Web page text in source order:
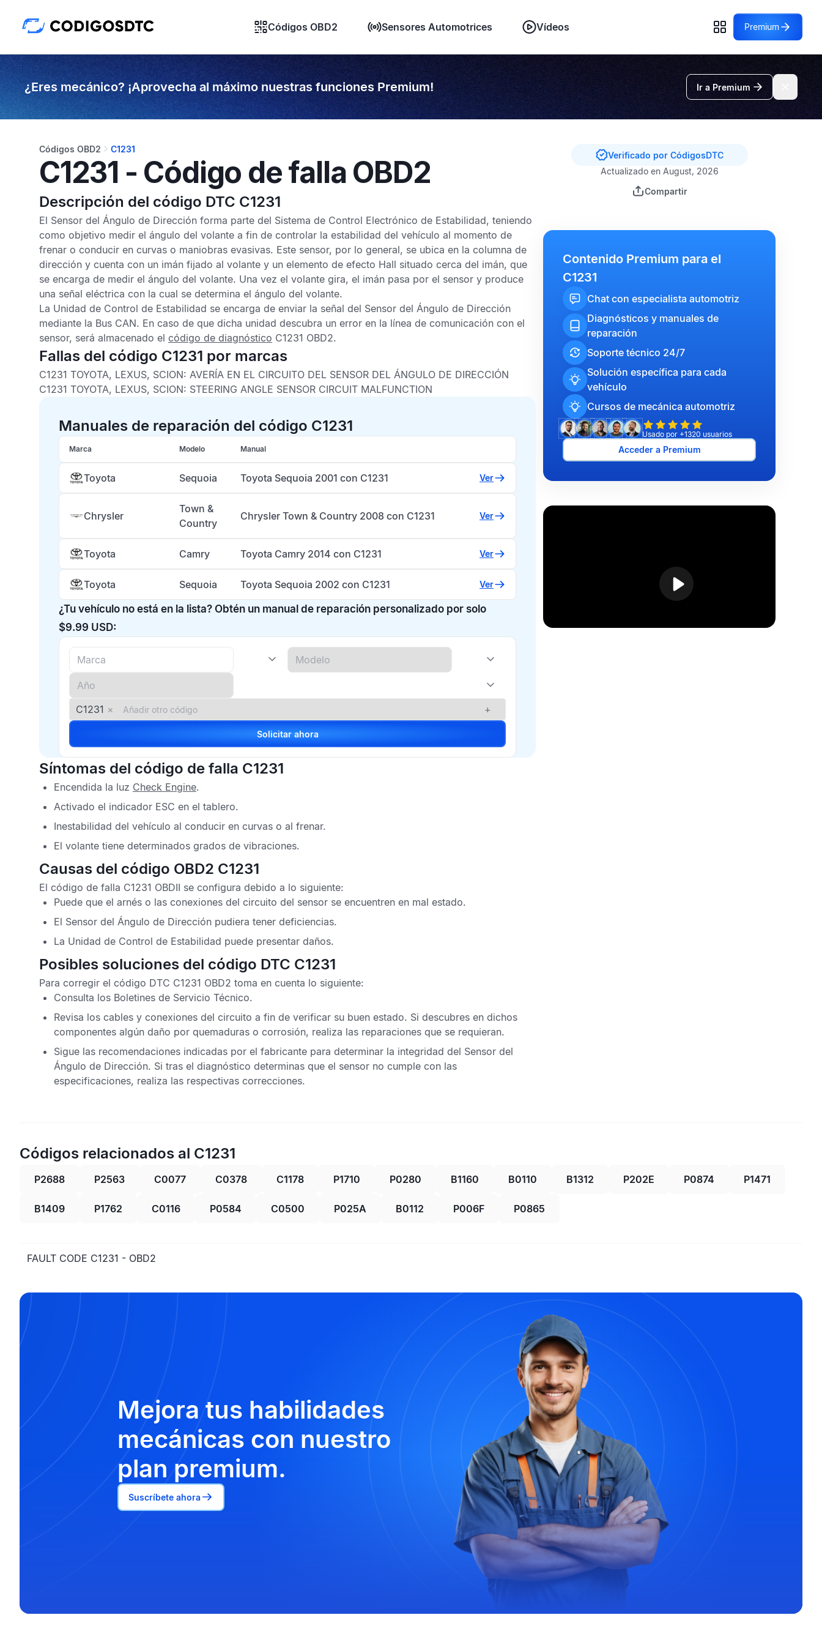
Códigos OBD2 Sensores Automotrices Vídeos Premium
¿Eres mecánico? ¡Aprovecha al máximo nuestras funciones Premium! Ir a Premium
Códigos OBD2 C1231
C1231 - Código de falla OBD2
Descripción del código DTC C1231
El Sensor del Ángulo de Dirección forma parte del Sistema de Control Electrónico de Estabilidad, teniendo
como objetivo medir el ángulo del volante a fin de controlar la estabilidad del vehículo al momento de
frenar o conducir en curvas o maniobras evasivas. Este sensor, por lo general, se ubica en la columna de
dirección y cuenta con un imán fijado al volante y un elemento de efecto Hall situado cerca del imán, que
se encarga de medir el ángulo del volante. Una vez el volante gira, el imán pasa por el sensor y produce
una señal eléctrica con la cual se determina el ángulo del volante.
La Unidad de Control de Estabilidad se encarga de enviar la señal del Sensor del Ángulo de Dirección
mediante la Bus CAN. En caso de que dicha unidad descubra un error en la línea de comunicación con el
sensor, será almacenado el código de diagnóstico C1231 OBD2.
Fallas del código C1231 por marcas
C1231 TOYOTA, LEXUS, SCION: AVERÍA EN EL CIRCUITO DEL SENSOR DEL ÁNGULO DE DIRECCIÓN
C1231 TOYOTA, LEXUS, SCION: STEERING ANGLE SENSOR CIRCUIT MALFUNCTION
Manuales de reparación del código C1231
Marca Modelo Manual
Toyota Sequoia Toyota Sequoia 2001 con C1231 Ver
Chrysler
Town &
Country
Chrysler Town & Country 2008 con C1231 Ver
Toyota Camry Toyota Camry 2014 con C1231 Ver
Toyota Sequoia Toyota Sequoia 2002 con C1231 Ver
¿Tu vehículo no está en la lista? Obtén un manual de reparación personalizado por solo
$9.99 USD:
C1231 × +
Solicitar ahora
Síntomas del código de falla C1231
Encendida la luz Check Engine.
Activado el indicador ESC en el tablero.
Inestabilidad del vehículo al conducir en curvas o al frenar.
El volante tiene determinados grados de vibraciones.
Causas del código OBD2 C1231
El código de falla C1231 OBDII se configura debido a lo siguiente:
Puede que el arnés o las conexiones del circuito del sensor se encuentren en mal estado.
El Sensor del Ángulo de Dirección pudiera tener deficiencias.
La Unidad de Control de Estabilidad puede presentar daños.
Posibles soluciones del código DTC C1231
Para corregir el código DTC C1231 OBD2 toma en cuenta lo siguiente:
Consulta los Boletines de Servicio Técnico.
Revisa los cables y conexiones del circuito a fin de verificar su buen estado. Si descubres en dichos
componentes algún daño por quemaduras o corrosión, realiza las reparaciones que se requieran.
Sigue las recomendaciones indicadas por el fabricante para determinar la integridad del Sensor del
Ángulo de Dirección. Si tras el diagnóstico determinas que el sensor no cumple con las
especificaciones, realiza las respectivas correcciones.
Verificado por CódigosDTC
Actualizado en August, 2026
Compartir
Contenido Premium para el
C1231
Chat con especialista automotriz
Diagnósticos y manuales de
reparación
Soporte técnico 24/7
Solución específica para cada
vehículo
Cursos de mecánica automotriz
Usado por +1320 usuarios
Acceder a Premium
Códigos relacionados al C1231
P2688 P2563 C0077 C0378 C1178 P1710 P0280 B1160 B0110 B1312 P202E P0874 P1471
B1409 P1762 C0116 P0584 C0500 P025A B0112 P006F P0865
FAULT CODE C1231 - OBD2
Mejora tus habilidades
mecánicas con nuestro
plan premium.
Suscríbete ahora